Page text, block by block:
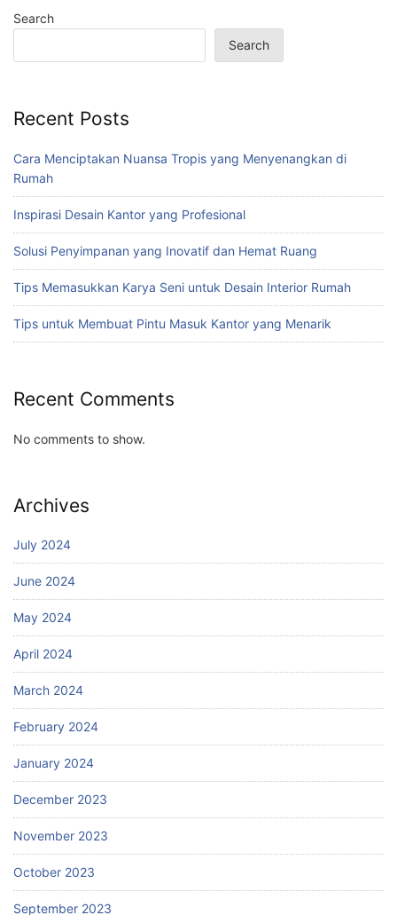
Search
Search
Recent Posts
Cara Menciptakan Nuansa Tropis yang Menyenangkan di
Rumah
Inspirasi Desain Kantor yang Profesional
Solusi Penyimpanan yang Inovatif dan Hemat Ruang
Tips Memasukkan Karya Seni untuk Desain Interior Rumah
Tips untuk Membuat Pintu Masuk Kantor yang Menarik
Recent Comments
No comments to show.
Archives
July 2024
June 2024
May 2024
April 2024
March 2024
February 2024
January 2024
December 2023
November 2023
October 2023
September 2023